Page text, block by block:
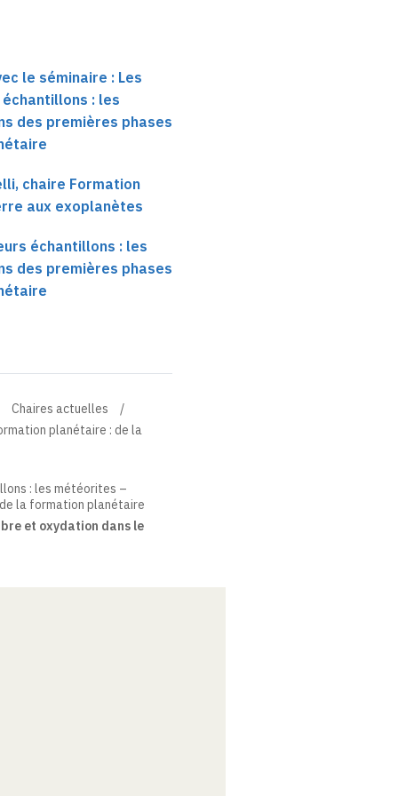
le séminaire : Les
: les
des premières phases
chaire Formation
aux exoplanètes
échantillons : les
des premières phases
Chaires actuelles
planétaire : de la
: les météorites –
la formation planétaire
et oxydation dans le